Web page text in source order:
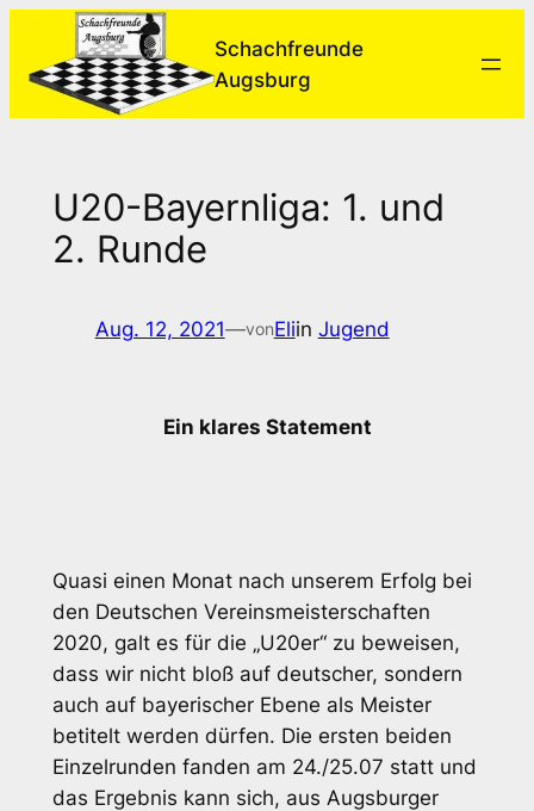
springen
Schachfreunde
Augsburg
U20-Bayernliga: 1. und
2. Runde
Aug. 12, 2021—vonEliin Jugend
Ein klares Statement
Quasi einen Monat nach unserem Erfolg bei
den Deutschen Vereinsmeisterschaften
2020, galt es für die „U20er“ zu beweisen,
dass wir nicht bloß auf deutscher, sondern
auch auf bayerischer Ebene als Meister
betitelt werden dürfen. Die ersten beiden
Einzelrunden fanden am 24./25.07 statt und
das Ergebnis kann sich, aus Augsburger